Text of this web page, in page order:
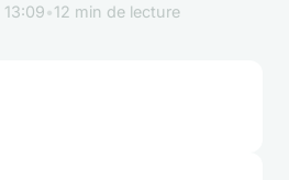
•12 min de lecture